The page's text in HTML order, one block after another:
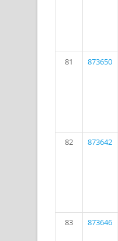
81
873650
82
873642
83
873646